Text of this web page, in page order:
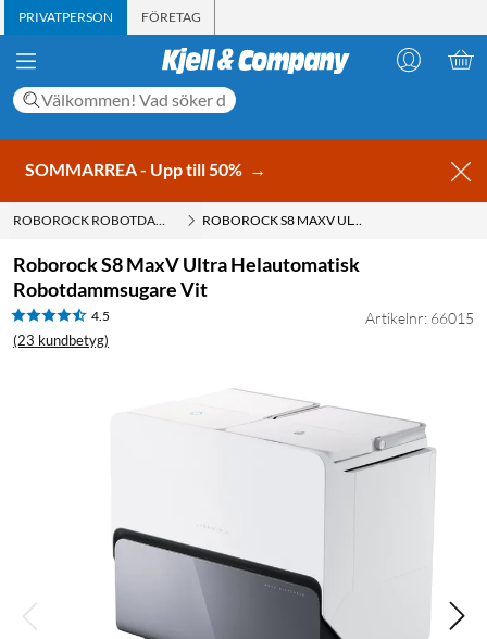
PRIVATPERSON FÖRETAG
SOMMARREA - Upp till 50% →
ROBOROCK ROBOTDAMMSUGARE ROBOROCK S8 MAXV ULTRA HELAUTOMATISK ROBOTDAMMSUGARE VIT
Roborock S8 MaxV Ultra Helautomatisk
Robotdammsugare Vit
4.5
(23 kundbetyg)
Artikelnr: 66015